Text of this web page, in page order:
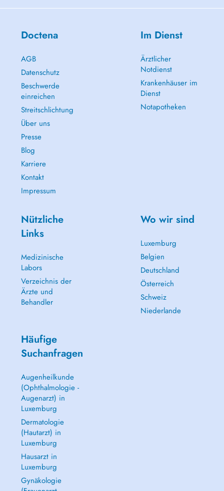
Doctena
AGB
Datenschutz
Beschwerde
einreichen
Streitschlichtung
Über uns
Presse
Blog
Karriere
Kontakt
Impressum
Im Dienst
Ärztlicher
Notdienst
Krankenhäuser im
Dienst
Notapotheken
Nützliche
Links
Medizinische
Labors
Verzeichnis der
Ärzte und
Behandler
Wo wir sind
Luxemburg
Belgien
Deutschland
Österreich
Schweiz
Niederlande
Häufige
Suchanfragen
Augenheilkunde
(Ophthalmologie -
Augenarzt) in
Luxemburg
Dermatologie
(Hautarzt) in
Luxemburg
Hausarzt in
Luxemburg
Gynäkologie